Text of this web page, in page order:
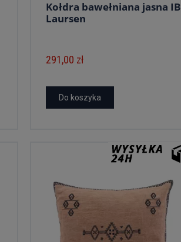
Kołdra bawełniana jasna IB
Laursen
291,00 zł
Do koszyka